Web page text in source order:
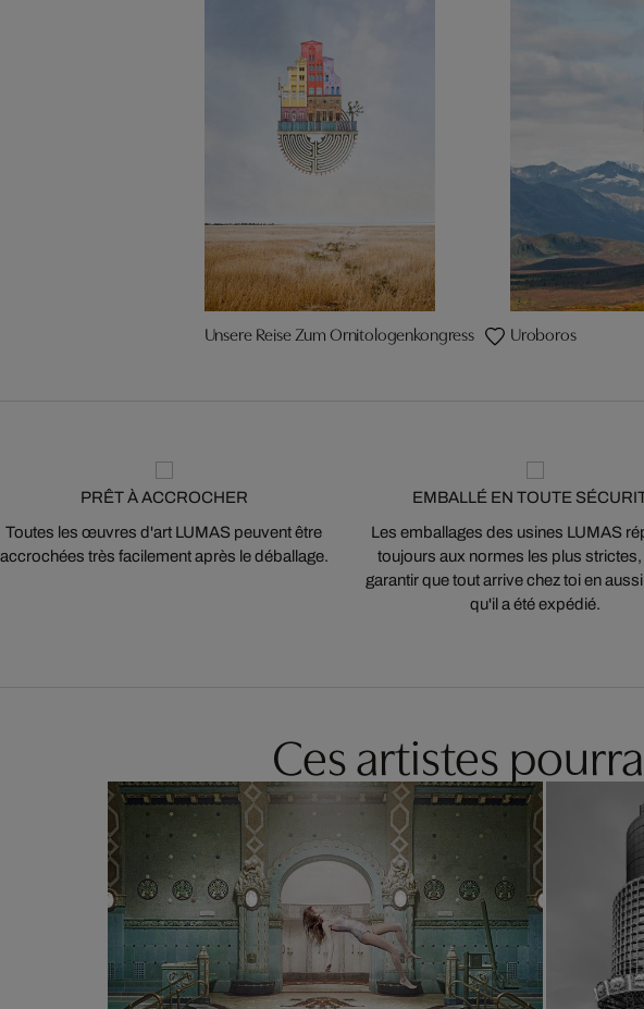
Unsere Reise Zum Ornitologenkongress Uroboros
PRÊT À ACCROCHER
Toutes les œuvres d'art LUMAS peuvent être
accrochées très facilement après le déballage.
EMBALLÉ EN TOUTE
Les emballages des usines LUMAS
toujours aux normes les plus strictes,
garantir que tout arrive chez toi en
qu'il a été expédié.
Ces artistes